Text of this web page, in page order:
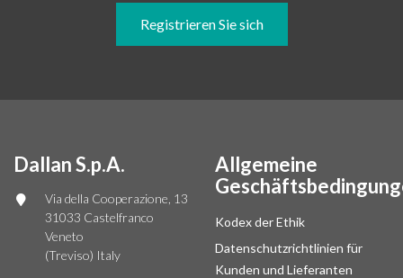
Dallan S.p.A.
Via della Cooperazione, 13
31033 Castelfranco
Veneto
(Treviso) Italy
Allgemeine
Kodex der Ethik
Datenschutzrichtlinien für
Kunden und Lieferanten